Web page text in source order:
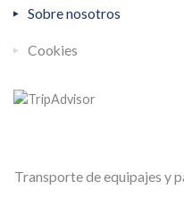
Sobre nosotros
Cookies
Transporte de equipajes y